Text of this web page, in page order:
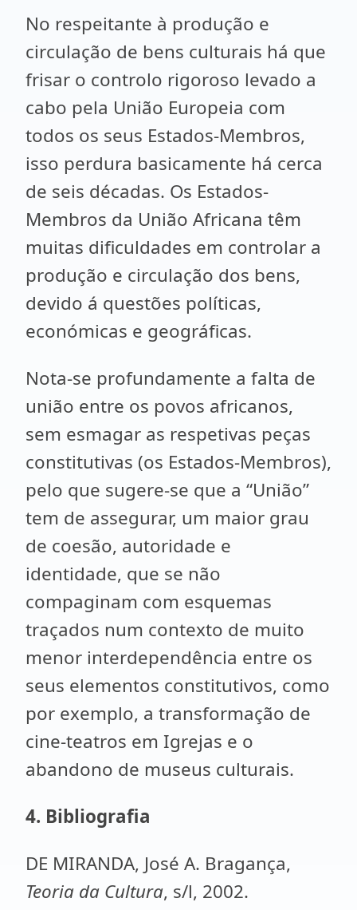
No respeitante à produção e
circulação de bens culturais há que
frisar o controlo rigoroso levado a
cabo pela União Europeia com
todos os seus Estados-Membros,
isso perdura basicamente há cerca
de seis décadas. Os Estados-
Membros da União Africana têm
muitas dificuldades em controlar a
produção e circulação dos bens,
devido á questões políticas,
económicas e geográficas.
Nota-se profundamente a falta de
união entre os povos africanos,
sem esmagar as respetivas peças
constitutivas (os Estados-Membros),
pelo que sugere-se que a “União”
tem de assegurar, um maior grau
de coesão, autoridade e
identidade, que se não
compaginam com esquemas
traçados num contexto de muito
menor interdependência entre os
seus elementos constitutivos, como
por exemplo, a transformação de
cine-teatros em Igrejas e o
abandono de museus culturais.
4. Bibliografia
DE MIRANDA, José A. Bragança,
Teoria da Cultura, s/l, 2002.